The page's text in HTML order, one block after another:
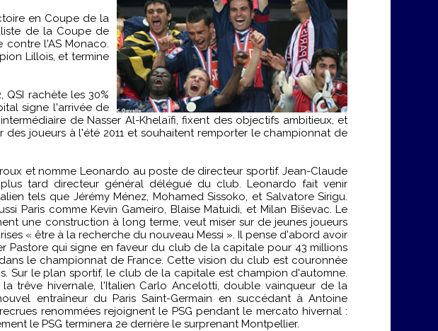
en Coupe de la
de la Coupe de
contre l'AS Monaco.
Lillois, et termine
QSI rachète les 30%
signe l'arrivée de
de Nasser Al-Khelaïfi, fixent des objectifs ambitieux, et
joueurs à l'été 2011 et souhaitent remporter le championnat de
et nomme Leonardo au poste de directeur sportif. Jean-Claude
tard directeur général délégué du club. Leonardo fait venir
tels que Jérémy Ménez, Mohamed Sissoko, et Salvatore Sirigu.
Paris comme Kevin Gameiro, Blaise Matuidi, et Milan Biševac. Le
une construction à long terme, veut miser sur de jeunes joueurs
« être à la recherche du nouveau Messi ». Il pense d'abord avoir
Pastore qui signe en faveur du club de la capitale pour 43 millions
le championnat de France. Cette vision du club est couronnée
Sur le plan sportif, le club de la capitale est champion d'automne.
trêve hivernale, l'Italien Carlo Ancelotti, double vainqueur de la
entraîneur du Paris Saint-Germain en succédant à Antoine
renommées rejoignent le PSG pendant le mercato hivernal :
le PSG terminera 2e derrière le surprenant Montpellier.